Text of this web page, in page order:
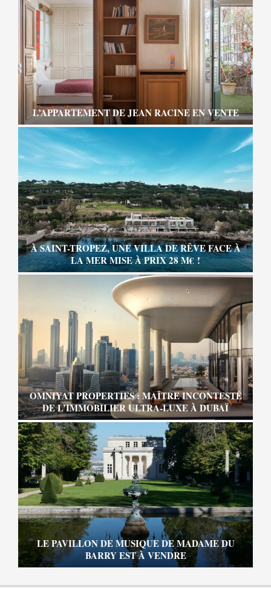
L’APPARTEMENT DE JEAN RACINE EN VENTE
À SAINT-TROPEZ, UNE VILLA DE RÊVE FACE À
LA MER MISE À PRIX 28 M€ !
OMNIYAT PROPERTIES : MAÎTRE INCONTESTÉ
DE L’IMMOBILIER ULTRA-LUXE À DUBAÏ
LE PAVILLON DE MUSIQUE DE MADAME DU
BARRY EST À VENDRE